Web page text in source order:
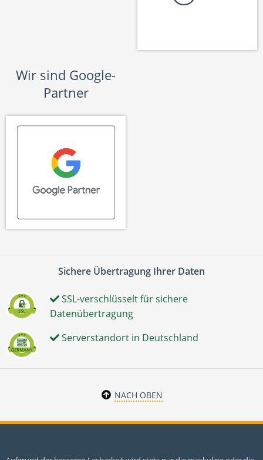
Wir sind Google-
Partner
Sichere Übertragung Ihrer Daten
SSL-verschlüsselt für sichere
Datenübertragung
Serverstandort in Deutschland
NACH OBEN